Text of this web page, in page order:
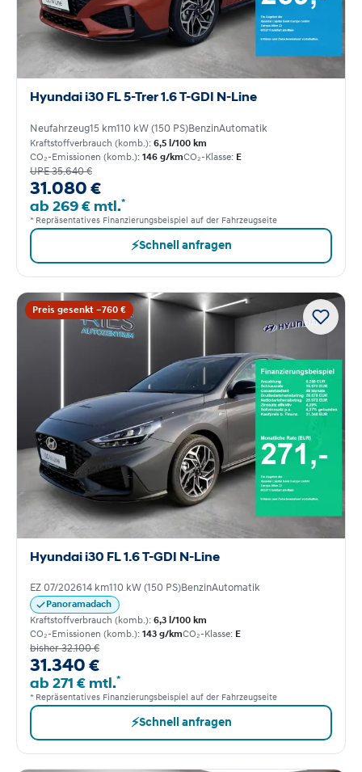
Hyundai i30 FL 5-Trer 1.6 T-GDI N-Line
Neufahrzeug15 km110 kW (150 PS)BenzinAutomatik
Kraftstoffverbrauch (komb.): 6,5 l/100 km
CO₂-Emissionen (komb.): 146 g/kmCO₂-Klasse: E
UPE 35.640 €
31.080 €
ab 269 € mtl.*
* Repräsentatives Finanzierungsbeispiel auf der Fahrzeugseite
⚡Schnell anfragen
Preis gesenkt −760 €
Hyundai i30 FL 1.6 T-GDI N-Line
EZ 07/202614 km110 kW (150 PS)BenzinAutomatik
Panoramadach
Kraftstoffverbrauch (komb.): 6,3 l/100 km
CO₂-Emissionen (komb.): 143 g/kmCO₂-Klasse: E
bisher 32.100 €
31.340 €
ab 271 € mtl.*
* Repräsentatives Finanzierungsbeispiel auf der Fahrzeugseite
⚡Schnell anfragen